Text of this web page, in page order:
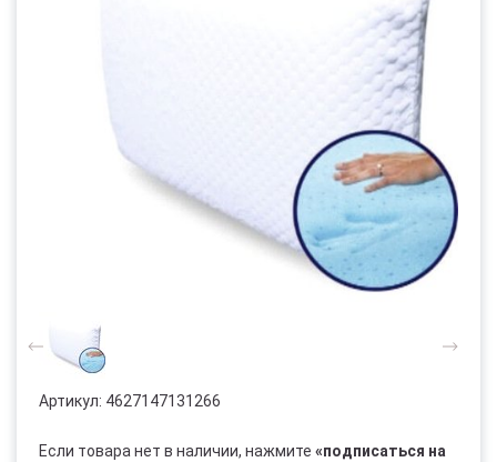
Артикул: 4627147131266
Если товара нет в наличии, нажмите «подписаться на